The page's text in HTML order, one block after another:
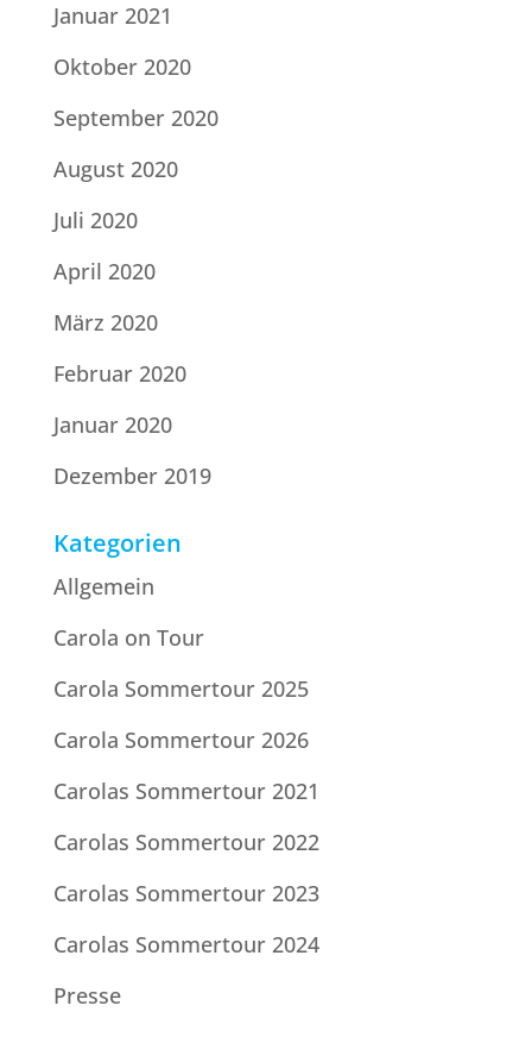
Januar 2021
Oktober 2020
September 2020
August 2020
Juli 2020
April 2020
März 2020
Februar 2020
Januar 2020
Dezember 2019
Kategorien
Allgemein
Carola on Tour
Carola Sommertour 2025
Carola Sommertour 2026
Carolas Sommertour 2021
Carolas Sommertour 2022
Carolas Sommertour 2023
Carolas Sommertour 2024
Presse